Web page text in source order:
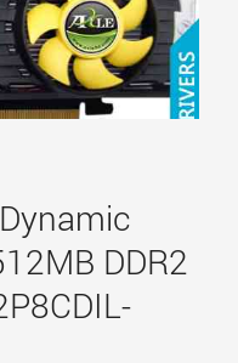
DDR2